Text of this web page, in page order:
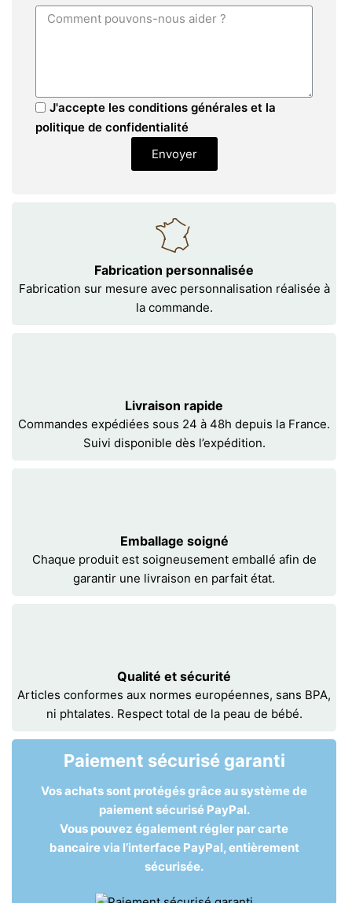
J'accepte les conditions générales et la
politique de confidentialité
Envoyer
Fabrication personnalisée
Fabrication sur mesure avec personnalisation réalisée à
la commande.
Livraison rapide
Commandes expédiées sous 24 à 48h depuis la France.
Suivi disponible dès l’expédition.
Emballage soigné
Chaque produit est soigneusement emballé afin de
garantir une livraison en parfait état.
Qualité et sécurité
Articles conformes aux normes européennes, sans BPA,
ni phtalates. Respect total de la peau de bébé.
Paiement sécurisé garanti
Vos achats sont protégés grâce au système de
paiement sécurisé PayPal.
Vous pouvez également régler par carte
bancaire via l’interface PayPal, entièrement
sécurisée.